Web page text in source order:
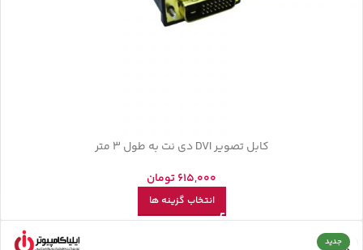
کابل تصویر DVI دی نت به طول 3 متر
615,000تومان
انتخاب گزینه ها
جدید